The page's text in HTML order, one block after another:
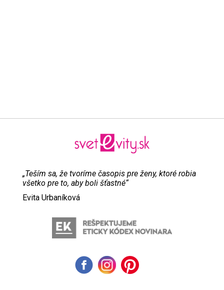
„Teším sa, že tvoríme časopis pre ženy, ktoré robia
všetko pre to, aby boli šťastné“
Evita Urbaníková